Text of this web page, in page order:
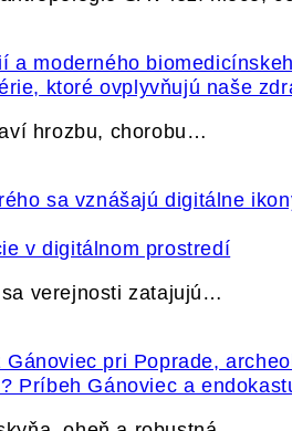
ktoré ovplyvňujú naše
hrozbu, chorobu…
v digitálnom prostredí
verejnosti zatajujú…
Príbeh Gánoviec a